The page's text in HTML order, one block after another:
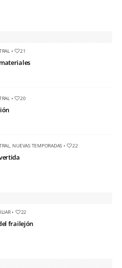
• 21
• 20
, NUEVAS TEMPORADAS • 22
• 22
frailejón